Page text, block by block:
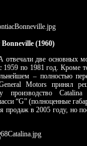
Bonneville (1960)
две основных
1959 по 1981 год. Кроме
– полностью
Motors принял
“G” (полноценные
продаж в 2005 году, но